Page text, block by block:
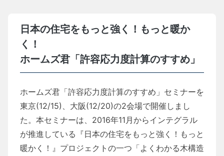
日本の住宅をもっと強く！もっと暖か
く！
ホームズ君「許容応力度計算のすすめ」
ホームズ君「許容応力度計算のすすめ」セミナーを
東京(12/15)、大阪(12/20)の2会場で開催しまし
た。本セミナーは、2016年11月からインテグラル
が推進している『日本の住宅をもっと強く！もっと
暖かく！』プロジェクトの一つ「よくわかる木構造